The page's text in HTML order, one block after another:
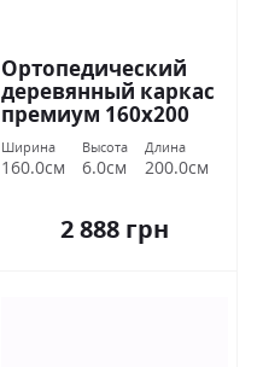
Ортопедический
деревянный каркас
премиум 160х200
Миромарк
Ширина
160.0см
Высота
6.0см
Длина
200.0см
2 888 грн